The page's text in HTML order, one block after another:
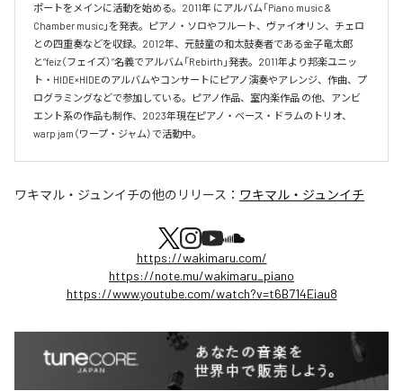
ポートをメインに活動を始める。2011年 にアルバム「Piano music &
Chamber music」を発表。ピアノ・ソロやフルート、ヴァイオリン、チェロ
との四重奏などを収録。2012年、元鼓童の和太鼓奏者である金子竜太郎
と”feiz（フェイズ）”名義でアルバム「Rebirth」発表。2011年より邦楽ユニッ
ト・HIDE×HIDEのアルバムやコンサートにピアノ演奏やアレンジ、作曲、プ
ログラミングなどで参加している。ピアノ作品、室内楽作品 の他、アンビ
エント系の作品も制作、2023年現在ピアノ・ベース・ドラムのトリオ、
warp jam（ワープ・ジャム）で活動中。
ワキマル・ジュンイチの他のリリース： ワキマル・ジュンイチ
https://wakimaru.com/
https://note.mu/wakimaru_piano
https://www.youtube.com/watch?v=t6B714Eiau8